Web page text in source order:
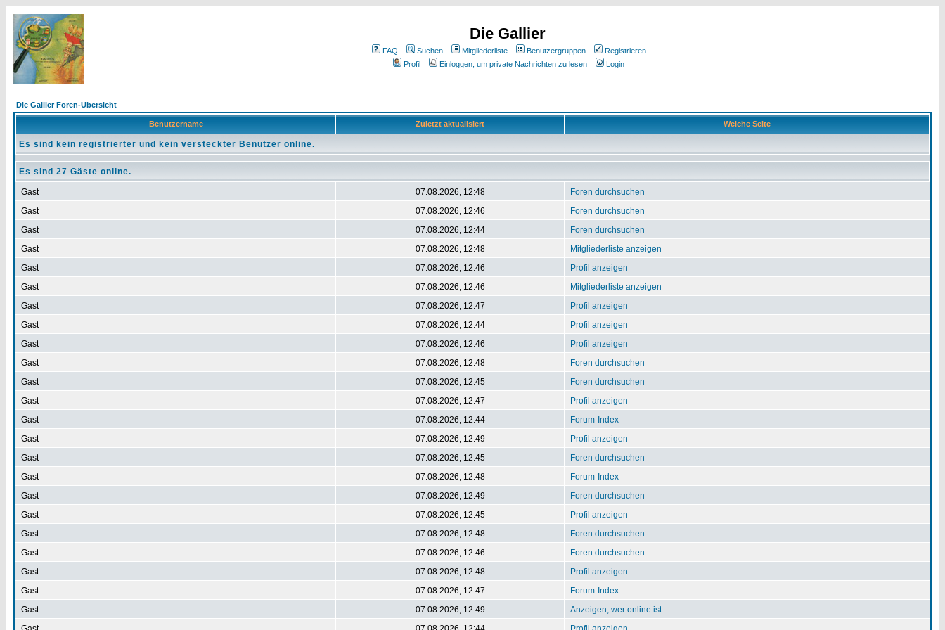
Die Gallier
FAQ Suchen Mitgliederliste Benutzergruppen
Registrieren
Profil
Einloggen, um private Nachrichten zu lesen Login
Die Gallier Foren-Übersicht
Benutzername Zuletzt aktualisiert Welche Seite
Es sind kein registrierter und kein versteckter Benutzer online.
Es sind 27 Gäste online.
Gast 07.08.2026, 12:48
Foren durchsuchen
Gast
07.08.2026, 12:46
Foren durchsuchen
Gast
07.08.2026, 12:44
Foren durchsuchen
Gast
07.08.2026, 12:48
Mitgliederliste anzeigen
Gast
07.08.2026, 12:46
Profil anzeigen
Gast
07.08.2026, 12:46
Mitgliederliste anzeigen
Gast
07.08.2026, 12:47
Profil anzeigen
Gast
07.08.2026, 12:44
Profil anzeigen
Gast
07.08.2026, 12:46
Profil anzeigen
Gast
07.08.2026, 12:48
Foren durchsuchen
Gast
07.08.2026, 12:45
Foren durchsuchen
Gast
07.08.2026, 12:47
Profil anzeigen
Gast
07.08.2026, 12:44
Forum-Index
Gast
07.08.2026, 12:49
Profil anzeigen
Gast
07.08.2026, 12:45
Foren durchsuchen
Gast
07.08.2026, 12:48
Forum-Index
Gast
07.08.2026, 12:49
Foren durchsuchen
Gast
07.08.2026, 12:45
Profil anzeigen
Gast
07.08.2026, 12:48
Foren durchsuchen
Gast
07.08.2026, 12:46
Foren durchsuchen
Gast
07.08.2026, 12:48
Profil anzeigen
Gast
07.08.2026, 12:47
Forum-Index
Gast
07.08.2026, 12:49
Anzeigen, wer online ist